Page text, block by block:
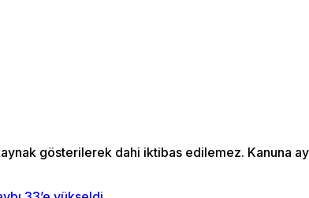
gösterilerek dahi iktibas edilemez. Kanuna